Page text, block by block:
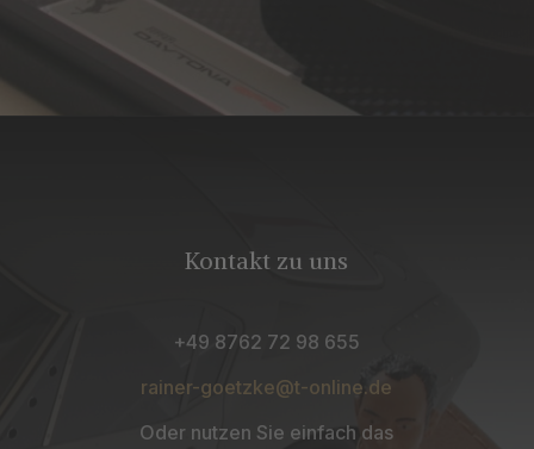
Kontakt zu uns
+49 8762 72 98 655
rainer-goetzke@t-online.de
Oder nutzen Sie einfach das